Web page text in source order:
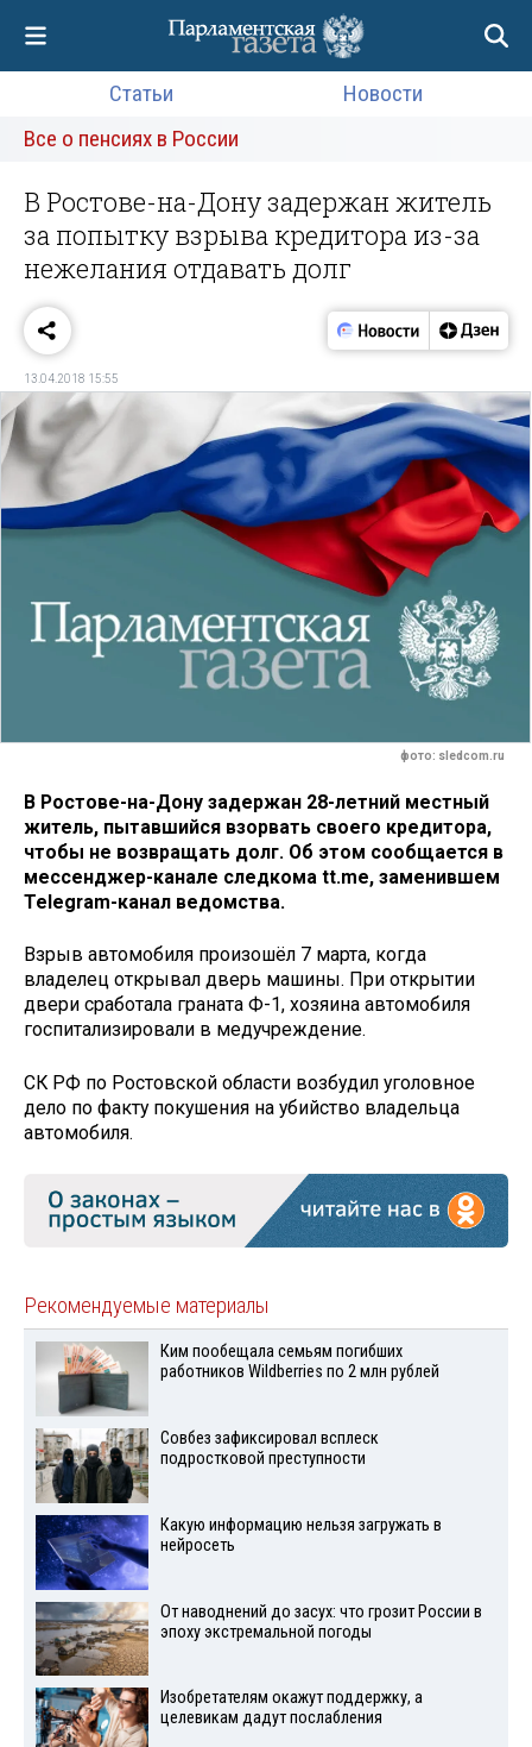
Статьи
Новости
Все о пенсиях в России
В Ростове-на-Дону задержан житель
за попытку взрыва кредитора из-за
нежелания отдавать долг
13.04.2018 15:55
фото: sledcom.ru
В Ростове-на-Дону задержан 28-летний местный
житель, пытавшийся взорвать своего кредитора,
чтобы не возвращать долг. Об этом сообщается в
мессенджер-канале следкома tt.me, заменившем
Telegram-канал ведомства.
Взрыв автомобиля произошёл 7 марта, когда
владелец открывал дверь машины. При открытии
двери сработала граната Ф-1, хозяина автомобиля
госпитализировали в медучреждение.
СК РФ по Ростовской области возбудил уголовное
дело по факту покушения на убийство владельца
автомобиля.
Рекомендуемые материалы
Ким пообещала семьям погибших
работников Wildberries по 2 млн рублей
Совбез зафиксировал всплеск
подростковой преступности
Какую информацию нельзя загружать в
нейросеть
От наводнений до засух: что грозит России в
эпоху экстремальной погоды
Изобретателям окажут поддержку, а
целевикам дадут послабления